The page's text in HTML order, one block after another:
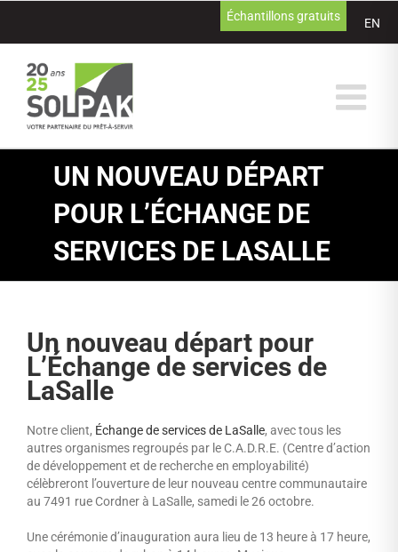
contenu
EN
Échantillons gratuits
UN NOUVEAU DÉPART
POUR L’ÉCHANGE DE
SERVICES DE LASALLE
Un nouveau départ pour
L’Échange de services de
LaSalle
Notre client, Échange de services de LaSalle, avec tous les
autres organismes regroupés par le C.A.D.R.E. (Centre d’action
de développement et de recherche en employabilité)
célèbreront l’ouverture de leur nouveau centre communautaire
au 7491 rue Cordner à LaSalle, samedi le 26 octobre.
Une cérémonie d’inauguration aura lieu de 13 heure à 17 heure,